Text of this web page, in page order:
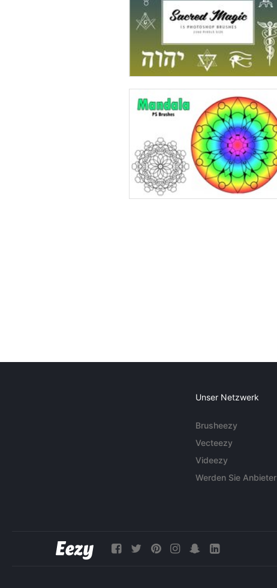
Unser Netzwerk
Brusheezy
Vecteezy
Videezy
Werden Sie Anbieter